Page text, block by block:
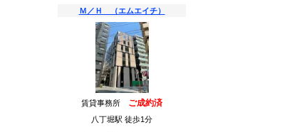
Ｍ／Ｈ （エムエイチ）
賃貸事務所 ご成約済
八丁堀駅 徒歩1分